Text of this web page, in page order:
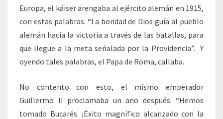
Europa, el káiser arengaba al ejército alemán en 1915,
con estas palabras: “La bondad de Dios guía al pueblo
alemán hacia la victoria a través de las batallas, para
que llegue a la meta señalada por la Providencia”. Y
oyendo tales palabras, el Papa de Roma, callaba.
No contento con esto, el mismo emperador
Guillermo II proclamaba un año después: “Hemos
tomado Bucarés. ¡Éxito magnífico alcanzado con la